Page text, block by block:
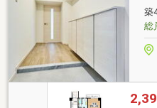
店ま徒歩約３分・Ｖ
分・デリスクエア今
まで徒歩約２分※司法
築
総